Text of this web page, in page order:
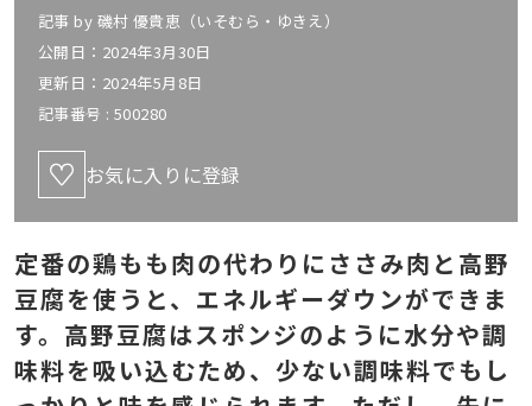
記事 by 磯村 優貴恵（いそむら・ゆきえ）
公開日：2024年3月30日
更新日：2024年5月8日
記事番号 : 500280
お気に入りに登録
定番の鶏もも肉の代わりにささみ肉と高野
豆腐を使うと、エネルギーダウンができま
す。高野豆腐はスポンジのように水分や調
味料を吸い込むため、少ない調味料でもし